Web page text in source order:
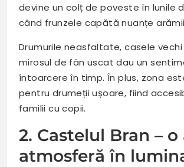
devine un colț de poveste în lunile
când frunzele capătă nuanțe
Drumurile neasfaltate, casele vechi
mirosul de fân uscat dau un
întoarcere în timp. În plus, zona
pentru drumeții ușoare, fiind
familii cu copii.
2. Castelul Bran – o
atmosferă în